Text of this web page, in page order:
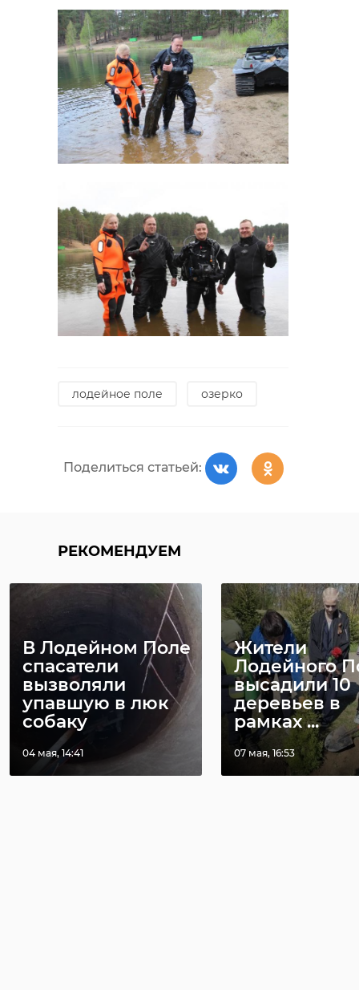
лодейное поле озерко
Поделиться статьей:
РЕКОМЕНДУЕМ
В Лодейном Поле
спасатели
вызволяли
упавшую в люк
собаку
04 мая, 14:41
Жители
Лодейного
высадили 10
деревьев в
рамках ...
07 мая, 16:53